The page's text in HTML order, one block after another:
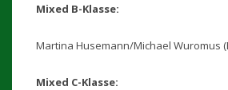
Mixed B-Klasse:
Martina Husemann/Michael Wuromus
Mixed C-Klasse: